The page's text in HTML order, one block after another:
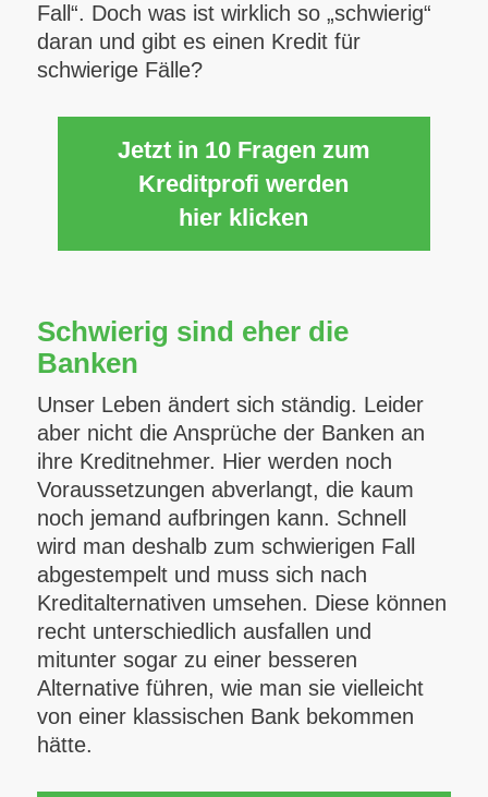
Fall“. Doch was ist wirklich so „schwierig“
daran und gibt es einen Kredit für
schwierige Fälle?
Jetzt in 10 Fragen zum
Kreditprofi werden
hier klicken
Schwierig sind eher die
Banken
Unser Leben ändert sich ständig. Leider
aber nicht die Ansprüche der Banken an
ihre Kreditnehmer. Hier werden noch
Voraussetzungen abverlangt, die kaum
noch jemand aufbringen kann. Schnell
wird man deshalb zum schwierigen Fall
abgestempelt und muss sich nach
Kreditalternativen umsehen. Diese können
recht unterschiedlich ausfallen und
mitunter sogar zu einer besseren
Alternative führen, wie man sie vielleicht
von einer klassischen Bank bekommen
hätte.